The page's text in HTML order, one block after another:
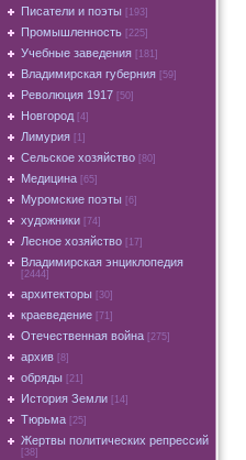
Писатели и поэты [193]
Промышленность [225]
Учебные заведения [181]
Владимирская губерния [59]
Революция 1917 [50]
Новгород [4]
Лимурия [1]
Сельское хозяйство [80]
Медицина [65]
Муромские поэты [6]
художники [74]
Лесное хозяйство [17]
Владимирская энциклопедия
[2444]
архитекторы [30]
краеведение [71]
Отечественная война [275]
архив [8]
обряды [21]
История Земли [14]
Тюрьма [25]
Жертвы политических репрессий
[38]